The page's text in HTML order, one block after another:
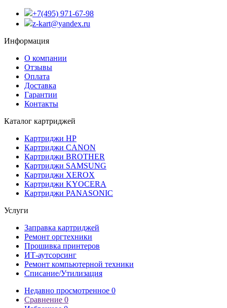
+7(495) 971-67-98
z-kart@yandex.ru
Информация
О компании
Отзывы
Оплата
Доставка
Гарантии
Контакты
Каталог картриджей
Картриджи HP
Картриджи CANON
Картриджи BROTHER
Картриджи SAMSUNG
Картриджи XEROX
Картриджи KYOCERA
Картриджи PANASONIC
Услуги
Заправка картриджей
Ремонт оргтехники
Прошивка принтеров
ИТ-аутсорсинг
Ремонт компьютерной техники
Списание/Утилизация
Недавно просмотренное 0
Сравнение 0